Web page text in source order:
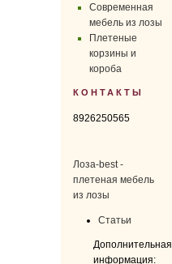
Современная
мебель из лозы
Плетеные
корзины и
короба
КОНТАКТЫ
8926250565
Лоза-best -
плетеная мебель
из лозы
Статьи
Дополнительная
информация: